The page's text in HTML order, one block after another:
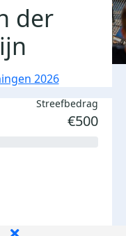
der
2026
Streefbedrag
€500